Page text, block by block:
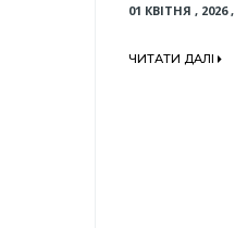
01 КВІТНЯ , 2026,
ЧИТАТИ ДАЛІ